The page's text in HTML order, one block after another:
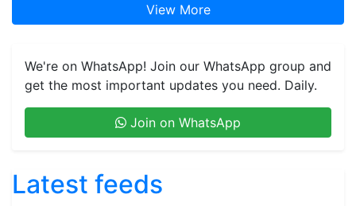
View More
We're on WhatsApp! Join our WhatsApp group and
get the most important updates you need. Daily.
Join on WhatsApp
Latest feeds